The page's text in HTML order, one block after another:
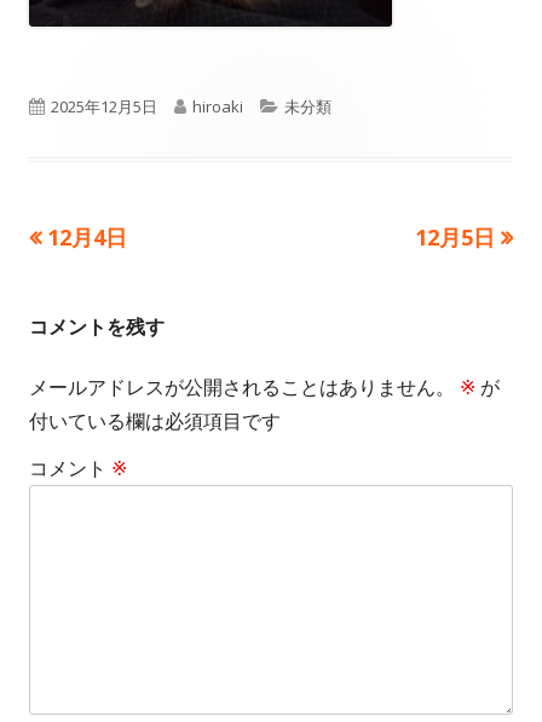
公
2025年12月5日
作
hiroaki
カ
未分類
投
ナ
ビ
ゲ
前
事:
12月4日
次
12月5日
コメントを残す
メールアドレスが公開されることはありません。 ※ が
付いている欄は必須項目です
コメント ※